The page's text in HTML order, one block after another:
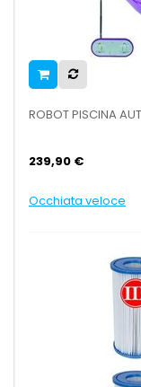
ROBOT PISCINA
239,90 €
Occhiata veloce